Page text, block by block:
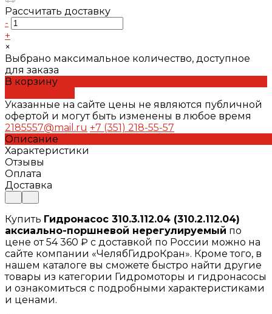
Рассчитать доставку
-
+
×
Выбрано максимальное количество, доступное
для заказа
В корзину
Указанные на сайте цены не являются публичной
офертой и могут быть изменены в любое время
2185557@mail.ru +7 (351) 218-55-57
Описание
Характеристики
Отзывы
Оплата
Доставка
Купить Гидронасос 310.3.112.04 (310.2.112.04)
аксиально-поршневой нерегулируемый по
цене от 54 360 ₽ с доставкой по России можно на
сайте компании «ЧелябГидроКран». Кроме того, в
нашем каталоге вы сможете быстро найти другие
товары из категории Гидромоторы и гидронасосы
и ознакомиться с подробными характеристиками
и ценами.